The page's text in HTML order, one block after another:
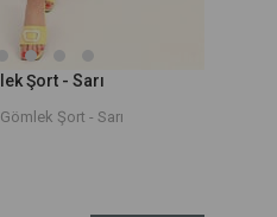
Şort - Sarı
Şort - Sarı